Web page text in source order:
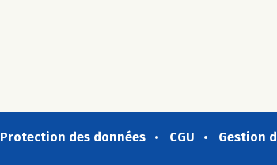
Protection des données CGU Gestion